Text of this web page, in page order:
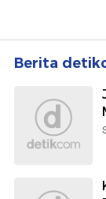
Berita